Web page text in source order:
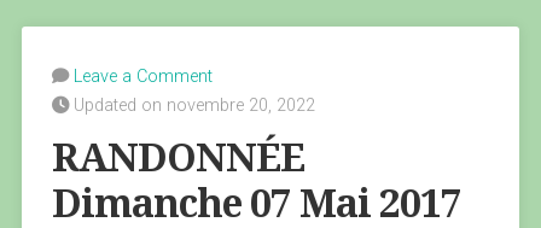
Leave a Comment
Updated on novembre 20, 2022
RANDONNÉE
Dimanche 07 Mai 2017